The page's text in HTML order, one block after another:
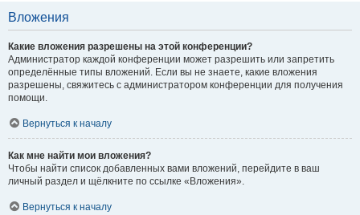
Вложения
Какие вложения разрешены на этой конференции?
Администратор каждой конференции может разрешить или запретить
определённые типы вложений. Если вы не знаете, какие вложения
разрешены, свяжитесь с администратором конференции для получения
помощи.
Вернуться к началу
Как мне найти мои вложения?
Чтобы найти список добавленных вами вложений, перейдите в ваш
личный раздел и щёлкните по ссылке «Вложения».
Вернуться к началу